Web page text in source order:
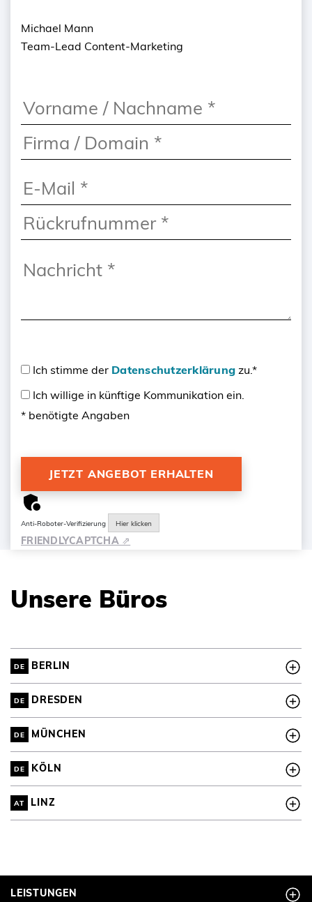
Michael Mann
Team-Lead Content-Marketing
Ich stimme der Datenschutzerklärung zu.*
Ich willige in künftige Kommunikation ein.
* benötigte Angaben
Anti-Roboter-Verifizierung Hier klicken
FRIENDLYCAPTCHA ⇗
Unsere Büros
DE BERLIN
DE DRESDEN
DE MÜNCHEN
DE KÖLN
AT LINZ
LEISTUNGEN